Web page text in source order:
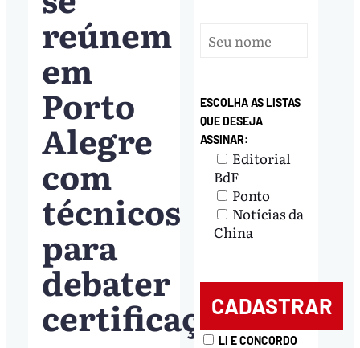
reúnem
em
Porto
Alegre
com
técnicos
para
debater
certificação
ESCOLHA AS LISTAS
QUE DESEJA
ASSINAR:
Editorial
BdF
Ponto
Notícias da
China
LI E CONCORDO